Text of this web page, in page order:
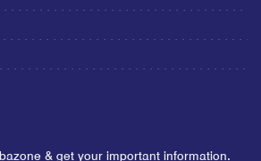
& get your important information.